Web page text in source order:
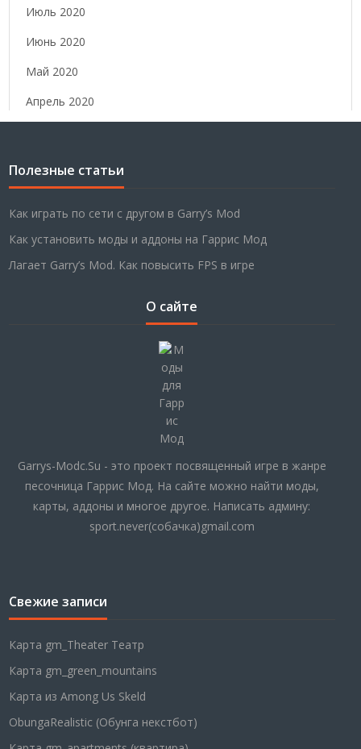
Июль 2020
Июнь 2020
Май 2020
Апрель 2020
Полезные статьи
Как играть по сети с другом в Garry’s Mod
Как установить моды и аддоны на Гаррис Мод
Лагает Garry’s Mod. Как повысить FPS в игре
О сайте
Garrys-Modc.Su - это проект посвященный игре в жанре
песочница Гаррис Мод. На сайте можно найти моды,
карты, аддоны и многое другое. Написать админу:
sport.never(собачка)gmail.com
Свежие записи
Карта gm_Theater Театр
Карта gm_green_mountains
Карта из Among Us Skeld
ObungaRealistic (Обунга некстбот)